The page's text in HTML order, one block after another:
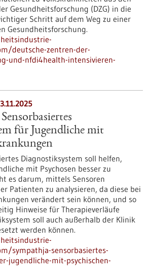
Gesundheitsforschung (DZG) in die
Schritt auf dem Weg zu einer
Gesundheitsforschung.
deutsche-zentren-der-
und-nfdi4health-intensivieren-
für Jugendliche mit
Diagnostiksystem soll helfen,
mit Psychosen besser zu
es darum, mittels Sensoren
Patienten zu analysieren, da diese bei
verändert sein können, und so
Hinweise für Therapieverläufe
soll auch außerhalb der Klinik
werden können.
sympathja-sensorbasiertes-
jugendliche-mit-psychischen-